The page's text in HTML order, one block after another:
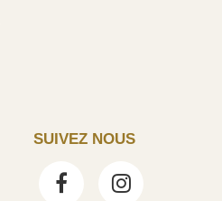
SUIVEZ NOUS